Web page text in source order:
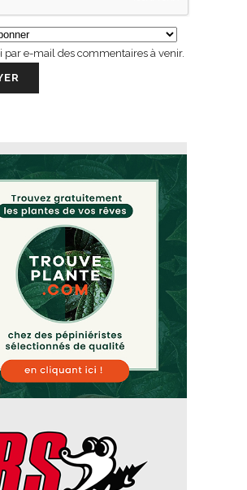
par e-mail des commentaires à venir.